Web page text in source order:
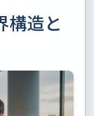
構造と